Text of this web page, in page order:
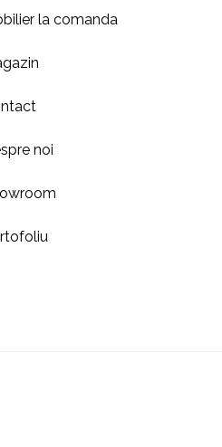
la comanda
noi